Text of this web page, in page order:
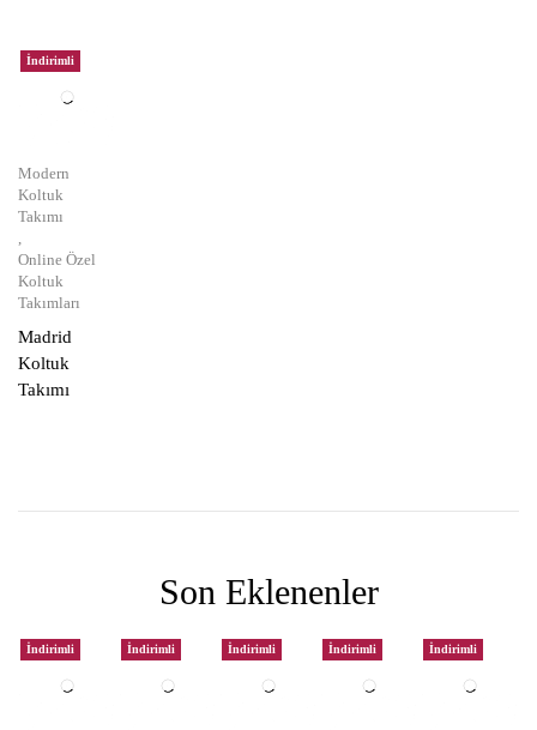
İndirimli
Modern
Koltuk
Takımı
,
Online Özel
Koltuk
Takımları
Madrid
Koltuk
Takımı
Son Eklenenler
İndirimli İndirimli İndirimli İndirimli İndirimli